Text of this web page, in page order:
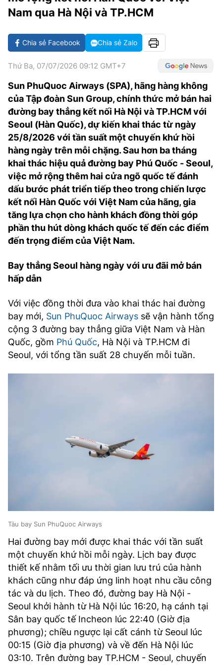
GOLF
CÁC CÚP CHÂU ÂU
GIẢI TRÍ
CÔNG NGHIỆP VĂN HÓA
X-QUANG TIN ĐỒN
VIẾT LẠI ƯỚC MƠ
PHIM
ÂM NHẠC
KBIZ
DU LỊCH
TIN TỨC
ẢNH
ẨM THỰC
TƯ VẤN
THẾ GIỚI SAO
HIGHTECH
TIÊU ĐIỂM - SPOTLIGHT
BẠN CẦN BIẾT
INFOGRAPHIC
E-MAGAZINE
ẢNH
BÁO GIẤY
TRA CỨU PHƯỜNG XÃ
BÙI XUÂN PHÁI
LIÊN HỆ QUẢNG CÁO
Hotline: 0981.119.189
Nam qua Hà Nội và TP.HCM
Chia sẻ Facebook Chia sẻ Zalo
Thứ Ba, 07/07/2026 09:12 GMT+7
Sun PhuQuoc Airways (SPA), hãng hàng không
của Tập đoàn Sun Group, chính thức mở bán hai
đường bay thẳng kết nối Hà Nội và TP.HCM với
Seoul (Hàn Quốc), dự kiến khai thác từ ngày
25/8/2026 với tần suất một chuyến khứ hồi
hàng ngày trên mỗi chặng. Sau hơn ba tháng
khai thác hiệu quả đường bay Phú Quốc - Seoul,
việc mở rộng thêm hai cửa ngõ quốc tế đánh
dấu bước phát triển tiếp theo trong chiến lược
kết nối Hàn Quốc với Việt Nam của hãng, gia
tăng lựa chọn cho hành khách đồng thời góp
phần thu hút dòng khách quốc tế đến các điểm
đến trọng điểm của Việt Nam.
Bay thẳng Seoul hàng ngày với ưu đãi mở bán
hấp dẫn
Với việc đồng thời đưa vào khai thác hai đường
bay mới, Sun PhuQuoc Airways sẽ vận hành tổng
cộng 3 đường bay thẳng giữa Việt Nam và Hàn
Quốc, gồm Phú Quốc, Hà Nội và TP.HCM đi
Seoul, với tổng tần suất 28 chuyến mỗi tuần.
Tàu bay Sun PhuQuoc Airways
Hai đường bay mới được khai thác với tần suất
một chuyến khứ hồi mỗi ngày. Lịch bay được
thiết kế nhằm tối ưu thời gian lưu trú của hành
khách cũng như đáp ứng linh hoạt nhu cầu công
tác và du lịch. Theo đó, đường bay Hà Nội -
Seoul khởi hành từ Hà Nội lúc 16:20, hạ cánh tại
Sân bay quốc tế Incheon lúc 22:40 (Giờ địa
phương); chiều ngược lại cất cánh từ Seoul lúc
00:15 (Giờ địa phương) và về đến Hà Nội lúc
03:10. Trên đường bay TP.HCM - Seoul, chuyến